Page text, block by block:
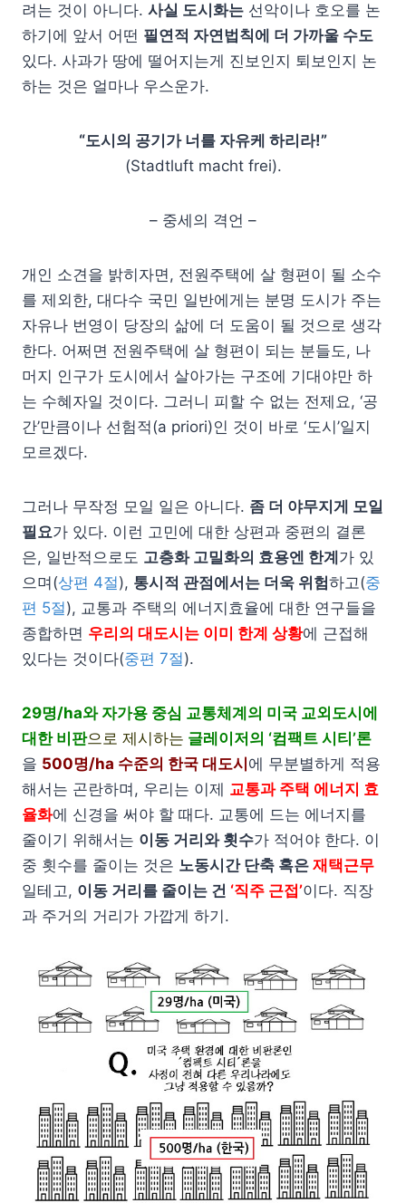
려는 것이 아니다. 사실 도시화는 선악이나 호오를 논
하기에 앞서 어떤 필연적 자연법칙에 더 가까울 수도
있다. 사과가 땅에 떨어지는게 진보인지 퇴보인지 논
하는 것은 얼마나 우스운가.
“도시의 공기가 너를 자유케 하리라!”
(Stadtluft macht frei).
– 중세의 격언 –
개인 소견을 밝히자면, 전원주택에 살 형편이 될 소수
를 제외한, 대다수 국민 일반에게는 분명 도시가 주는
자유나 번영이 당장의 삶에 더 도움이 될 것으로 생각
한다. 어쩌면 전원주택에 살 형편이 되는 분들도, 나
머지 인구가 도시에서 살아가는 구조에 기대야만 하
는 수혜자일 것이다. 그러니 피할 수 없는 전제요, ‘공
간’만큼이나 선험적(a priori)인 것이 바로 ‘도시’일지
모르겠다.
그러나 무작정 모일 일은 아니다. 좀 더 야무지게 모일
필요가 있다. 이런 고민에 대한 상편과 중편의 결론
은, 일반적으로도 고층화 고밀화의 효용엔 한계 가 있
으며(상편 4절 ), 통시적 관점에서는 더욱 위험하고(중
편 5절 ), 교통과 주택의 에너지효율에 대한 연구들을
종합하면 우리의 대도시는 이미 한계 상황에 근접해
있다는 것이다(중편 7절 ).
29명/ha와 자가용 중심 교통체계의 미국 교외도시에
대한 비판으로 제시하는 글레이저의 ‘컴팩트 시티’론
을 500명/ha 수준의 한국 대도시 에 무분별하게 적용
해서는 곤란하며, 우리는 이제 교통과 주택 에너지 효
율화에 신경을 써야 할 때다. 교통에 드는 에너지를
줄이기 위해서는 이동 거리와 횟수가 적어야 한다. 이
중 횟수를 줄이는 것은 노동시간 단축 혹은 재택근무
일테고, 이동 거리를 줄이는 건 ‘직주 근접’이다. 직장
과 주거의 거리가 가깝게 하기.